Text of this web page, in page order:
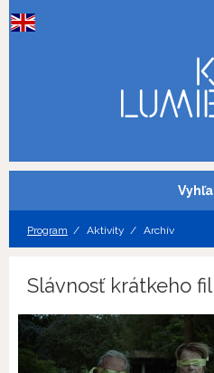
Program Aktivity Archív
Slávnosť krátkeho